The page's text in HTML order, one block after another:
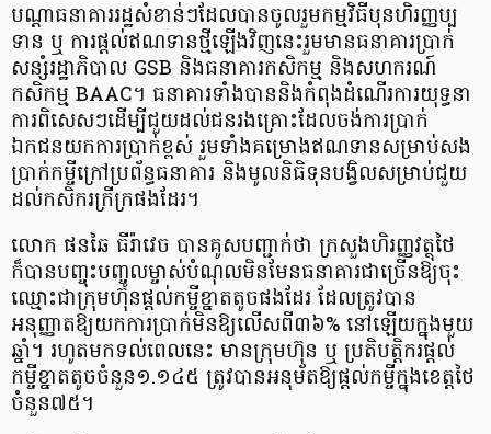
បណ្ដាធនាគាររដ្ឋសំខាន់ៗដែលបានចូលរួមកម្មវិធីបុនហិរញ្ញប្ប
ទាន ឬ ការផ្តល់ឥណទានថ្មីឡើងវិញនេះរួមមានធនាគារប្រាក់
សន្សំរដ្ឋាភិបាល GSB និងធនាគារកសិកម្ម និងសហករណ៍
កសិកម្ម BAAC។ ធនាគារទាំងបាននិងកំពុងដំណើរការយុទ្ធនា
ការពិសេសៗដើម្បីជួយដល់ជនរងគ្រោះដែលចង់ការប្រាក់
ឯកជនយកការប្រាក់ខ្ពស់ រួមទាំងគម្រោងឥណទានសម្រាប់សង
ប្រាក់កម្ចីក្រៅប្រព័ន្ធធនាគារ និងមូលនិធិទុនបង្វិលសម្រាប់ជួយ
ដល់កសិករក្រីក្រផងដែរ។
លោក ផនឆៃ ធីរ៉ាវេច បានគូសបញ្ជាក់ថា ក្រសួងហិរញ្ញវត្ថុថៃ
ក៏បានបញ្ចុះបញ្ចូលម្ចាស់បំណុលមិនមែនធនាគារជាច្រើនឱ្យចុះ
ឈ្មោះជាក្រុមហ៊ុនផ្ដល់កម្ចីខ្នាតតូចផងដែរ ដែលត្រូវបាន
អនុញ្ញាតឱ្យយកការប្រាក់មិនឱ្យលើសពី៣៦% នៅឡើយក្នុងមួយ
ឆ្នាំ។ រហូតមកទល់ពេលនេះ មានក្រុមហ៊ុន ឬ ប្រតិបត្តិករផ្ដល់
កម្ចីខ្នាតតូចចំនួន១.១៤៥ ត្រូវបានអនុម័តឱ្យផ្តល់កម្ចីក្នុងខេត្តថៃ
ចំនួន៧៥។